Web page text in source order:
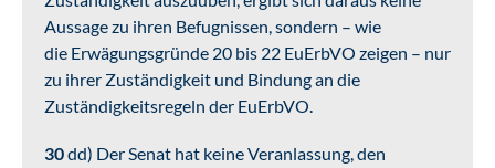
Aussage zu ihren Befugnissen, sondern – wie
die Erwägungsgründe 20 bis 22 EuErbVO zeigen – nur
zu ihrer Zuständigkeit und Bindung an die
Zuständigkeitsregeln der EuErbVO.
30dd) Der Senat hat keine Veranlassung, den